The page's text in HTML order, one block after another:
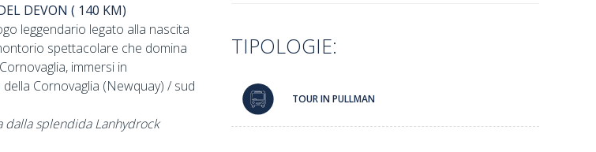
DEVON ( 140 KM)
leggendario legato alla nascita
spettacolare che domina
immersi in
Cornovaglia (Newquay) / sud
dalla splendida Lanhydrock
TIPOLOGIE:
TOUR IN PULLMAN